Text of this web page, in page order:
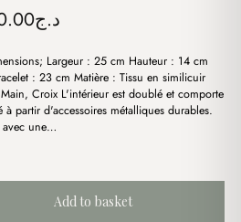
د.ج3,100.00.
د.ج
is:
د.ج2,300.00.
Largeur : 25 cm Hauteur : 14 cm
: 23 cm Matière : Tissu en similicuir
Croix L'intérieur est doublé et comporte
partir d'accessoires métalliques durables.
avec une…
Add to basket